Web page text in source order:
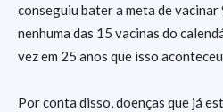
conseguiu bater a meta de
nenhuma das 15 vacinas do
vez em 25 anos que isso
Por conta disso, doenças que já